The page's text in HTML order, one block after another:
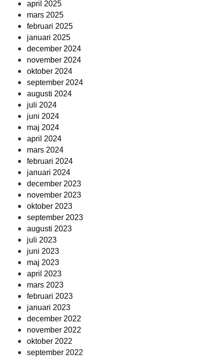
april 2025
mars 2025
februari 2025
januari 2025
december 2024
november 2024
oktober 2024
september 2024
augusti 2024
juli 2024
juni 2024
maj 2024
april 2024
mars 2024
februari 2024
januari 2024
december 2023
november 2023
oktober 2023
september 2023
augusti 2023
juli 2023
juni 2023
maj 2023
april 2023
mars 2023
februari 2023
januari 2023
december 2022
november 2022
oktober 2022
september 2022